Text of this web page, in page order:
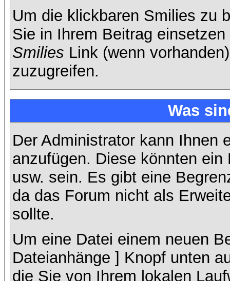
Um die klickbaren Smilies zu
Sie in Ihrem Beitrag
Smilies Link (wenn
zuzugreifen.
Was
Der Administrator kann Ihnen
anzufügen. Diese könnten
usw. sein. Es gibt eine
da das Forum nicht als
sollte.
Um eine Datei einem neuen
Dateianhänge ] Knopf unten
die Sie von Ihrem lokalen